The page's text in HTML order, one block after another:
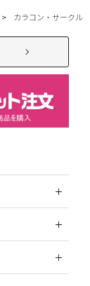
> カラコン・サークル